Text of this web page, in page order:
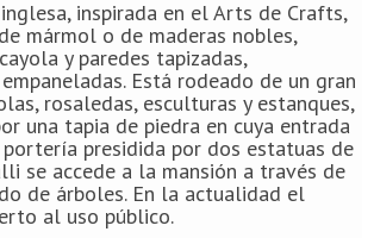
inspirada en el Arts de Crafts,
mármol o de maderas nobles,
y paredes tapizadas,
Está rodeado de un gran
rosaledas, esculturas y estanques,
una tapia de piedra en cuya entrada
presidida por dos estatuas de
se accede a la mansión a través de
de árboles. En la actualidad el
al uso público.